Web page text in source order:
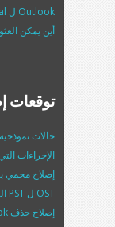
Outlook ل
أين يمكن
توقعات
حالات نموذجية
الإجراءات
إصلاح محمي
OST ل PST
إصلاح حذف